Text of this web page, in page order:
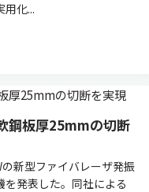
化...
鋼板厚25mmの切断
新型ファイバレーザ発振
発表した。同社による